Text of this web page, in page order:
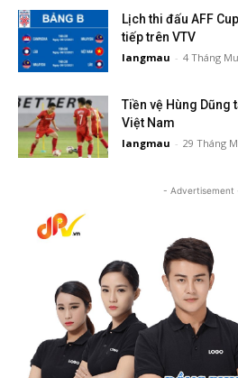
Lịch thi đấu AFF
tiếp trên VTV
langmau - 4 Tháng
Tiền vệ Hùng Dũng
Việt Nam
langmau - 29 Tháng
- Advertisement